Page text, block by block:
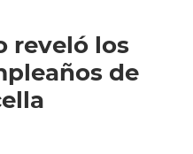
reveló los
de